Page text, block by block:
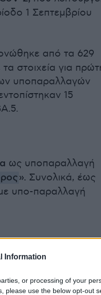
Information
or processing of your
please use the below opt-out
1 Σεπτεμβρίου
από τα 629
στοιχεία για
υποπαραλλαγών
15
ως υποπαραλλαγή
». Συνολικά, έως
υπο-παραλλαγή